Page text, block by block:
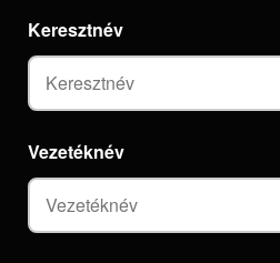
Keresztnév
Vezetéknév